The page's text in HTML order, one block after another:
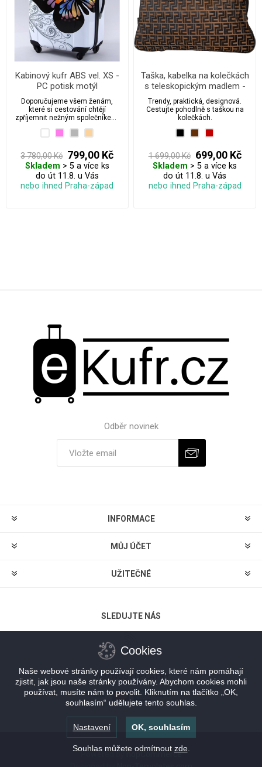
Kabinový kufr ABS vel. XS -
PC potisk motýl
Doporučujeme všem ženám,
které si cestování chtějí
zpříjemnit nežným společníkem,
3 780,00 Kč 799,00 Kč
Skladem > 5 a více ks
do út 11.8. u Vás
nebo ihned Praha-západ
Taška, kabelka na kolečkách
s teleskopickým madlem -
Zetko
Trendy, praktická, designová.
Cestujte pohodlně s taškou na
kolečkách.
1 699,00 Kč 699,00 Kč
Skladem > 5 a více ks
do út 11.8. u Vás
nebo ihned Praha-západ
Odběr novinek
INFORMACE
MŮJ ÚČET
UŽITEČNÉ
SLEDUJTE NÁS
MOŽNOSTI PLATBY
Powered bynopCommerce
Cookies
Naše webové stránky používají cookies, které nám pomáhají
zjistit, jak jsou naše stránky používány. Abychom cookies mohli
používat, musíte nám to povolit. Kliknutím na tlačítko „OK,
souhlasím“ udělujete tento souhlas.
Nastavení OK, souhlasím
Souhlas můžete odmítnout zde.